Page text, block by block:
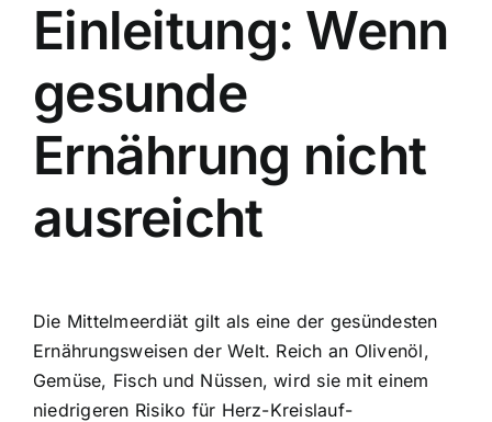
Einleitung: Wenn
gesunde
Ernährung nicht
ausreicht
Die Mittelmeerdiät gilt als eine der gesündesten
Ernährungsweisen der Welt. Reich an Olivenöl,
Gemüse, Fisch und Nüssen, wird sie mit einem
niedrigeren Risiko für Herz-Kreislauf-